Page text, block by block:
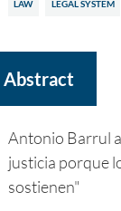
LAW LEGAL SYSTEM
Abstract
Antonio Barrul
justicia porque
sostienen"